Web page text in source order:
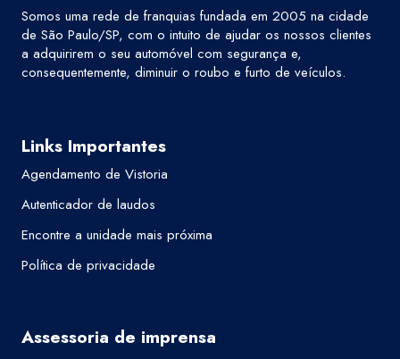
Somos uma rede de franquias fundada em 2005 na cidade
de São Paulo/SP, com o intuito de ajudar os nossos clientes
a adquirirem o seu automóvel com segurança e,
consequentemente, diminuir o roubo e furto de veículos.
Links Importantes
Agendamento de Vistoria
Autenticador de laudos
Encontre a unidade mais próxima
Política de privacidade
Assessoria de imprensa